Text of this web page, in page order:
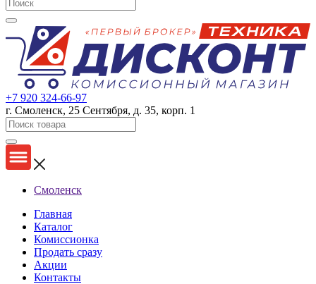
+7 920 324-66-97
г. Смоленск, 25 Сентября, д. 35, корп. 1
Смоленск
Главная
Каталог
Комиссионка
Продать сразу
Акции
Контакты